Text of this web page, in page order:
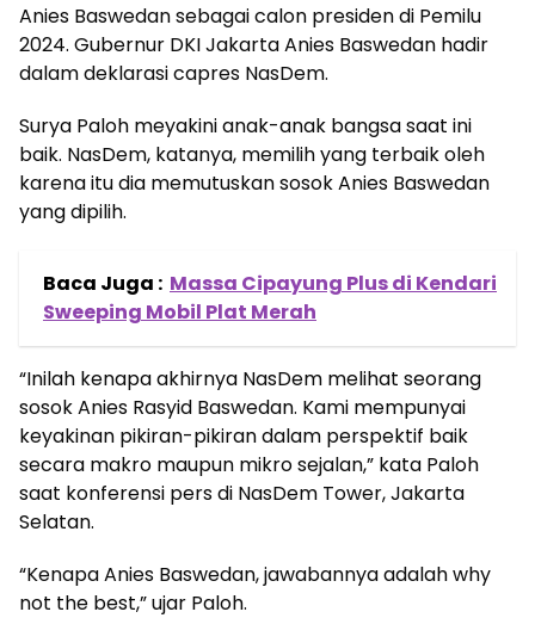
Anies Baswedan sebagai calon presiden di Pemilu
2024. Gubernur DKI Jakarta Anies Baswedan hadir
dalam deklarasi capres NasDem.
Surya Paloh meyakini anak-anak bangsa saat ini
baik. NasDem, katanya, memilih yang terbaik oleh
karena itu dia memutuskan sosok Anies Baswedan
yang dipilih.
Baca Juga : Massa Cipayung Plus di Kendari
Sweeping Mobil Plat Merah
“Inilah kenapa akhirnya NasDem melihat seorang
sosok Anies Rasyid Baswedan. Kami mempunyai
keyakinan pikiran-pikiran dalam perspektif baik
secara makro maupun mikro sejalan,” kata Paloh
saat konferensi pers di NasDem Tower, Jakarta
Selatan.
“Kenapa Anies Baswedan, jawabannya adalah why
not the best,” ujar Paloh.